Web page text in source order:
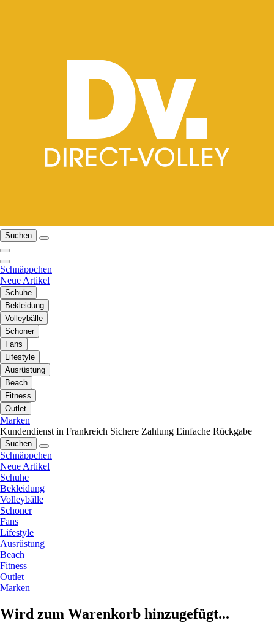
Suchen
Schnäppchen
Neue Artikel
Schuhe
Bekleidung
Volleybälle
Schoner
Fans
Lifestyle
Ausrüstung
Beach
Fitness
Outlet
Marken
Kundendienst in Frankreich Sichere Zahlung Einfache Rückgabe
Suchen
Schnäppchen
Neue Artikel
Schuhe
Bekleidung
Volleybälle
Schoner
Fans
Lifestyle
Ausrüstung
Beach
Fitness
Outlet
Marken
Wird zum Warenkorb hinzugefügt...